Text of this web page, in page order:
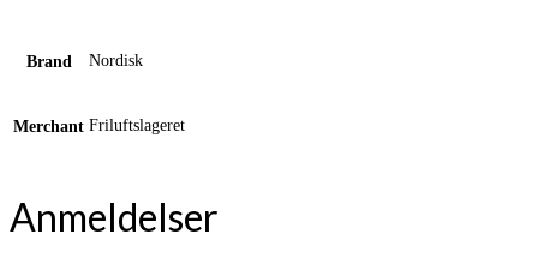
Brand Nordisk
Merchant Friluftslageret
Anmeldelser